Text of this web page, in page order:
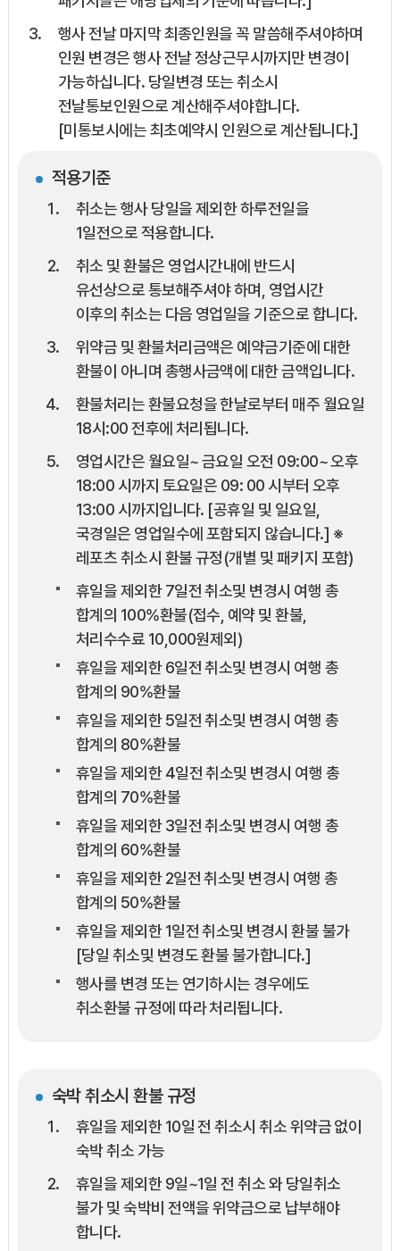
행사 전날 마지막 최종인원을 꼭 말씀해주셔야하며
인원 변경은 행사 전날 정상근무시까지만 변경이
가능하십니다. 당일변경 또는 취소시
전날통보인원으로 계산해주셔야합니다.
[미통보시에는 최초예약시 인원으로 계산됩니다.]
적용기준
취소는 행사 당일을 제외한 하루전일을
1일전으로 적용합니다.
취소 및 환불은 영업시간내에 반드시
유선상으로 통보해주셔야 하며, 영업시간
이후의 취소는 다음 영업일을 기준으로 합니다.
위약금 및 환불처리금액은 예약금기준에 대한
환불이 아니며 총행사금액에 대한 금액입니다.
환불처리는 환불요청을 한날로부터 매주 월요일
18시:00 전후에 처리됩니다.
영업시간은 월요일~ 금요일 오전 09:00~ 오후
18:00 시까지 토요일은 09: 00 시부터 오후
13:00 시까지입니다. [공휴일 및 일요일,
국경일은 영업일수에 포함되지 않습니다.] ※
레포츠 취소시 환불 규정(개별 및 패키지 포함)
휴일을 제외한 7일전 취소및 변경시 여행 총
합계의 100%환불(접수, 예약 및 환불,
처리수수료 10,000원제외)
휴일을 제외한 6일전 취소및 변경시 여행 총
합계의 90%환불
휴일을 제외한 5일전 취소및 변경시 여행 총
합계의 80%환불
휴일을 제외한 4일전 취소및 변경시 여행 총
합계의 70%환불
휴일을 제외한 3일전 취소및 변경시 여행 총
합계의 60%환불
휴일을 제외한 2일전 취소및 변경시 여행 총
합계의 50%환불
휴일을 제외한 1일전 취소및 변경시 환불 불가
[당일 취소및 변경도 환불 불가합니다.]
행사를 변경 또는 연기하시는 경우에도
취소환불 규정에 따라 처리됩니다.
숙박 취소시 환불 규정
휴일을 제외한 10일 전 취소시 취소 위약금 없이
숙박 취소 가능
휴일을 제외한 9일~1일 전 취소 와 당일취소
불가 및 숙박비 전액을 위약금으로 납부해야
합니다.